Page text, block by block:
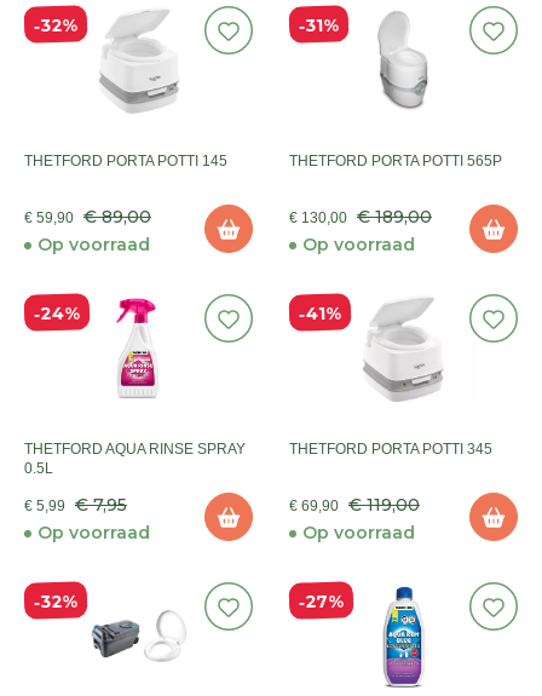
32%
THETFORD PORTA POTTI 145
€ 59,90 € 89,00
Op voorraad
31%
THETFORD PORTA POTTI 565P
€ 130,00 € 189,00
Op voorraad
24%
THETFORD AQUA RINSE SPRAY
0.5L
€ 5,99
€ 7,95
Op voorraad
41%
THETFORD PORTA POTTI 345
€ 69,90 € 119,00
Op voorraad
32% 27%